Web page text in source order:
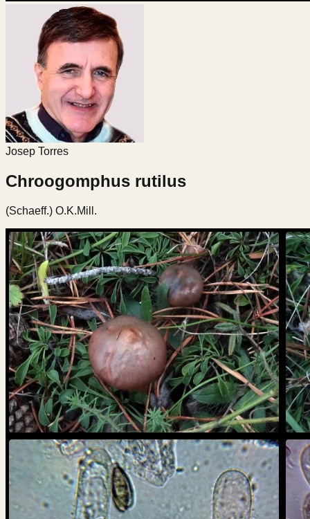
Josep Torres
Chroogomphus rutilus
(Schaeff.) O.K.Mill.